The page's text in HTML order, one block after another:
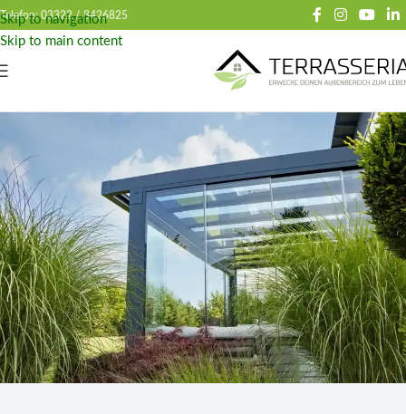
Skip to navigation
Skip to main content
Telefon: 03322 /8426825